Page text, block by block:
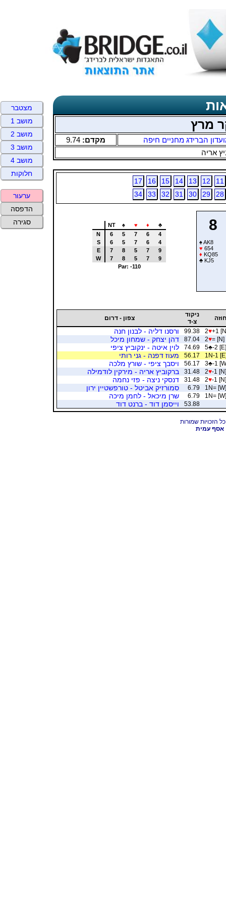
מרץ
הברידג מחניים חיפה מקדם: 9.74
אריה
11
12
13
14
15
16
17
28
29
30
31
32
33
34
8
♠AK8
♥ 654
♦ KQ85
♣ KJ5
NT ♠ ♥ ♦
♣
N
6 5 7 6
4
S
6 5 7 6
4
E
7 8 5 7
9
W
7 8 5 7
9
Par: -110
חוזה
ניקוד
צ-ד
צפון - דרום
2♥+1
99.38 ורסנו דליה - לבנון חנה
2♥= [N]
87.04 דהן יצחק - שמחון מיכל
5♣-2 [E]
74.69 לוין איטה - ינקוביץ ציפי
1N-1
56.17 מעוז דפנה - גני רותי
3♣-1
56.17 ויסבך ציפי - שורץ מלכה
2♥-1 [N]
31.48 ברקוביץ אריה - מירקין לודמילה
2♥-1 [N]
31.48 דנסקי ניצה - פזי נחמה
1N= [W]
6.79 סמורזיק אביטל - טורפשטיין ירון
1N= [W]
6.79 שרן מיכאל - לחמן מיכה
53.88 וייסמן דוד - ברנט דוד
אסף עמית
מצטבר
מושב 1
מושב 2
מושב 3
מושב 4
חלוקות
ערעור
הדפסה
סגירה